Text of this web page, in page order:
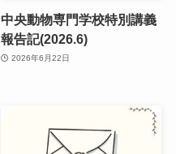
中央動物専門学校特別講義
報告記(2026.6)
2026年6月22日